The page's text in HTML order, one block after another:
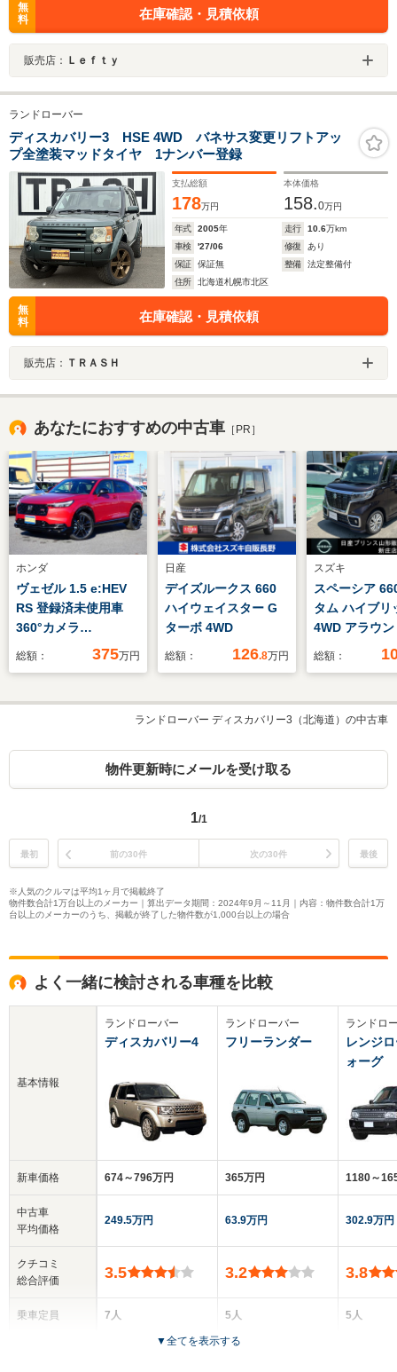
無
料
在庫確認・見積依頼
販売店： Ｌｅｆｔｙ
ランドローバー
ディスカバリー3 HSE 4WD バネサス変更リフトアッ
プ全塗装マッドタイヤ 1ナンバー登録
支払総額
178万円
本体価格
158.0万円
年式 2005年 走行 10.6万km
車検
'27/06 修復
あり
保証
保証無 整備
法定整備付
住所
北海道札幌市北区
無
料
在庫確認・見積依頼
販売店： ＴＲＡＳＨ
あなたにおすすめの中古車 ［PR］
ホンダ
ヴェゼル 1.5 e:HEV
RS 登録済未使用車
360°カメラ
ETC2.0BSI
総額： 375万円
日産
デイズルークス 660
ハイウェイスター G
ターボ 4WD
総額： 126.8万円
スズキ
スペーシア
タム ハイブリ
4WD アラウ
ーモニター/ア
総額：
ランドローバー ディスカバリー3（北海道）の中古車
物件更新時にメールを受け取る
1/1
最初 前の30件 次の30件 最後
※人気のクルマは平均1ヶ月で掲載終了
物件数合計1万台以上のメーカー｜算出データ期間：2024年9月～11月｜内容：物件数合計1万
台以上のメーカーのうち、掲載が終了した物件数が1,000台以上の場合
よく一緒に検討される車種を比較
基本情報
新車価格
中古車
平均価格
クチコミ
総合評価
乗車定員
ランドローバー
ディスカバリー4
674～796万円
249.5万円
3.5
7人
ランドローバー
フリーランダー
365万円
63.9万円
3.2
5人
3～5ドア
ランドロ
レンジ
ォーグ
1180～
302.9万円
3.8
5人
▼全てを表示する